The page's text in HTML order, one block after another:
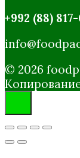
+992 (88)
© 2026